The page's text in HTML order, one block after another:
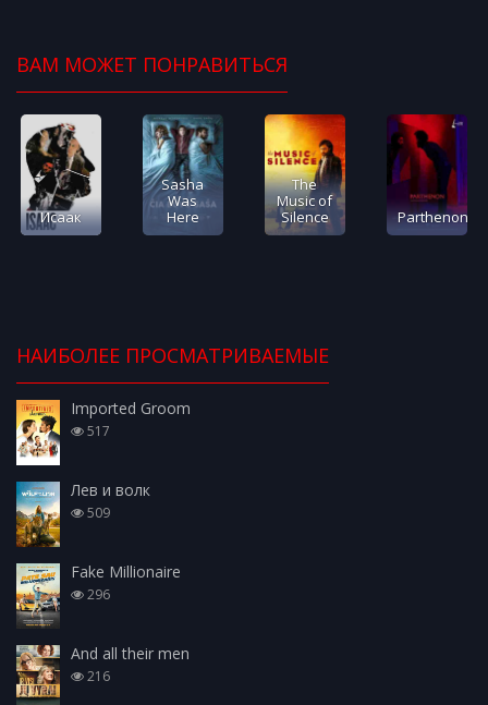
ВАМ МОЖЕТ ПОНРАВИТЬСЯ
Исаак
Sasha
Was
Here
The
Music of
Silence
Parthenon
НАИБОЛЕЕ ПРОСМАТРИВАЕМЫЕ
Imported Groom
517
Лев и волк
509
Fake Millionaire
296
And all their men
216